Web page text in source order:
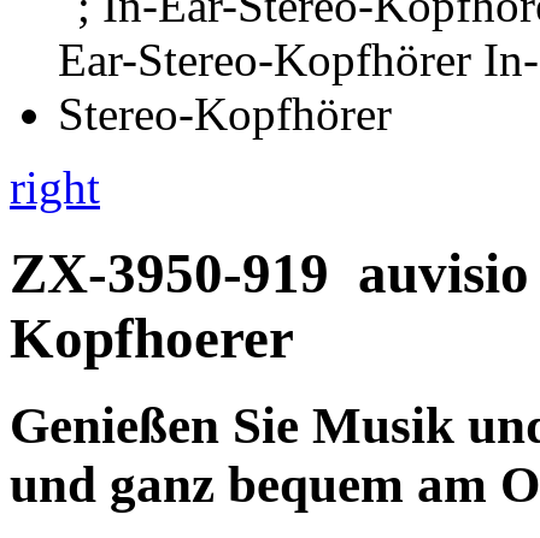
right
ZX-3950-919
Kopfhoerer
Genießen Sie Musik
und ganz bequem am